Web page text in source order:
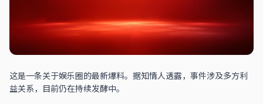
这是一条关于娱乐圈的最新爆料。据知情人透露，事件涉及多方利
益关系，目前仍在持续发酵中。